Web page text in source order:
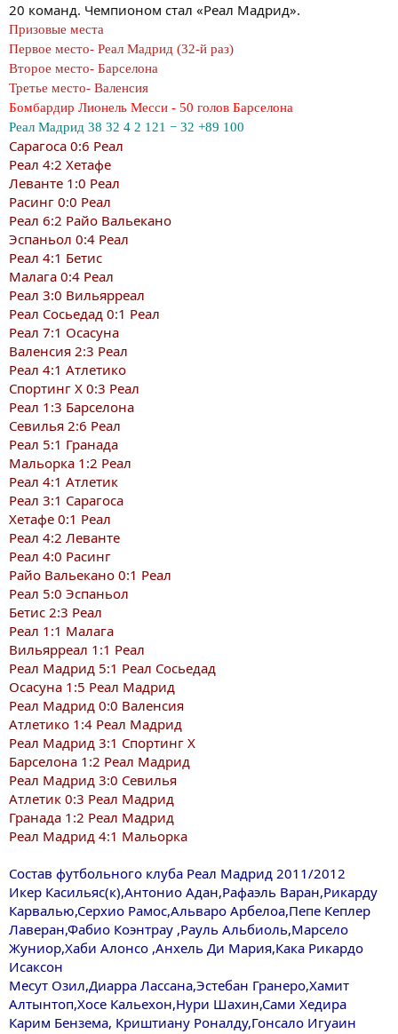
20 команд. Чемпионом стал «Реал Мадрид».
Призовые места
Первое место- Реал Мадрид (32-й раз)
Второе место- Барселона
Третье место- Валенсия
Бомбардир Лионель Месси - 50 голов Барселона
Реал Мадрид 38 32 4 2 121 − 32 +89 100
Сарагоса 0:6 Реал
Реал 4:2 Хетафе
Леванте 1:0 Реал
Расинг 0:0 Реал
Реал 6:2 Райо Вальекано
Эспаньол 0:4 Реал
Реал 4:1 Бетис
Малага 0:4 Реал
Реал 3:0 Вильярреал
Реал Сосьедад 0:1 Реал
Реал 7:1 Осасуна
Валенсия 2:3 Реал
Реал 4:1 Атлетико
Спортинг Х 0:3 Реал
Реал 1:3 Барселона
Севилья 2:6 Реал
Реал 5:1 Гранада
Мальорка 1:2 Реал
Реал 4:1 Атлетик
Реал 3:1 Сарагоса
Хетафе 0:1 Реал
Реал 4:2 Леванте
Реал 4:0 Расинг
Райо Вальекано 0:1 Реал
Реал 5:0 Эспаньол
Бетис 2:3 Реал
Реал 1:1 Малага
Вильярреал 1:1 Реал
Реал Мадрид 5:1 Реал Сосьедад
Осасуна 1:5 Реал Мадрид
Реал Мадрид 0:0 Валенсия
Атлетико 1:4 Реал Мадрид
Реал Мадрид 3:1 Спортинг Х
Барселона 1:2 Реал Мадрид
Реал Мадрид 3:0 Севилья
Атлетик 0:3 Реал Мадрид
Гранада 1:2 Реал Мадрид
Реал Мадрид 4:1 Мальорка
Состав футбольного клуба Реал Мадрид 2011/2012
Икер Касильяс(к),Антонио Адан,Рафаэль Варан,Рикарду
Карвалью,Серхио Рамос,Альваро Арбелоа,Пепе Кеплер
Лаверан,Фабио Коэнтрау ,Рауль Альбиоль,Марсело
Жуниор,Хаби Алонсо ,Анхель Ди Мария,Кака Рикардо
Исаксон
Месут Озил,Диарра Лассана,Эстебан Гранеро,Хамит
Алтынтоп,Хосе Кальехон,Нури Шахин,Сами Хедира
Карим Бензема, Криштиану Роналду,Гонсало Игуаин